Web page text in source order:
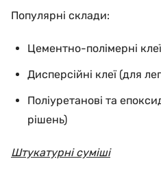
Популярні склади:
Цементно-полімерні
Дисперсійні клеї (для
Поліуретанові та
рішень)
Штукатурні суміші